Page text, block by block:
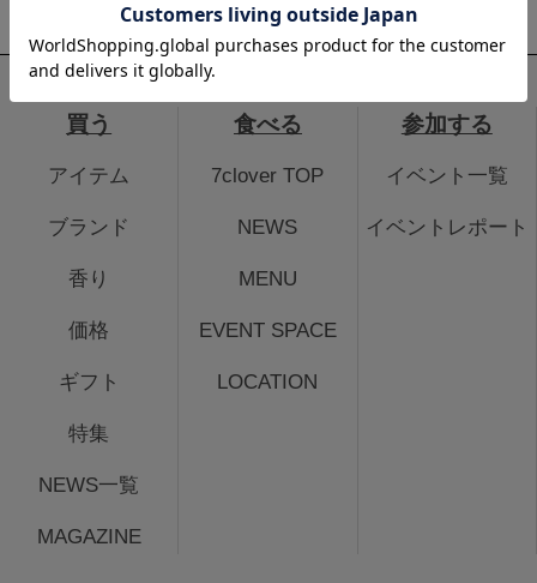
法人のお客さまはこちら
買う
アイテム
ブランド
香り
価格
ギフト
特集
NEWS一覧
MAGAZINE
食べる
7clover TOP
NEWS
MENU
EVENT SPACE
LOCATION
参加する
イベント一覧
イベントレポート